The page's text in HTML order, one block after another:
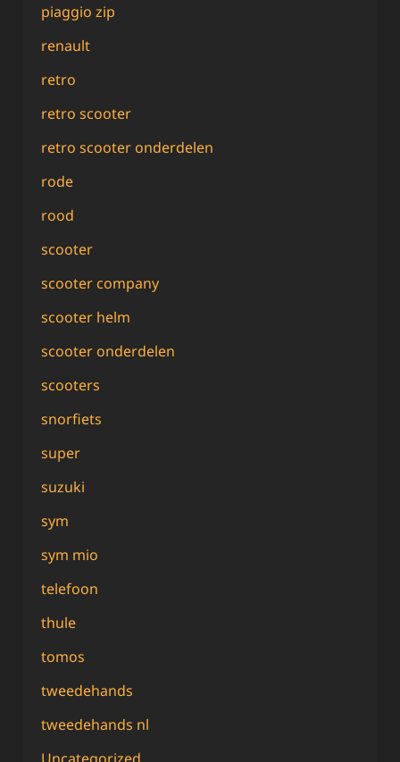
piaggio zip
renault
retro
retro scooter
retro scooter onderdelen
rode
rood
scooter
scooter company
scooter helm
scooter onderdelen
scooters
snorfiets
super
suzuki
sym
sym mio
telefoon
thule
tomos
tweedehands
tweedehands nl